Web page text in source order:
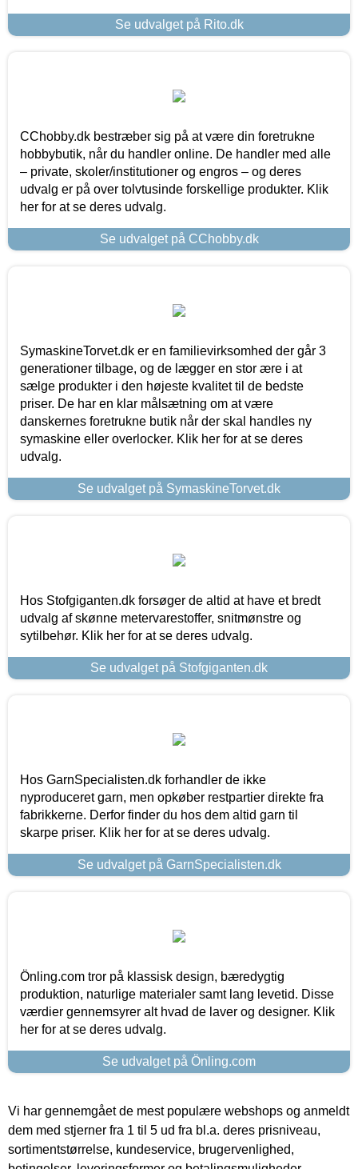
Se udvalget på Rito.dk
CChobby.dk bestræber sig på at være din foretrukne
hobbybutik, når du handler online. De handler med alle
– private, skoler/institutioner og engros – og deres
udvalg er på over tolvtusinde forskellige produkter. Klik
her for at se deres udvalg.
Se udvalget på CChobby.dk
SymaskineTorvet.dk er en familievirksomhed der går 3
generationer tilbage, og de lægger en stor ære i at
sælge produkter i den højeste kvalitet til de bedste
priser. De har en klar målsætning om at være
danskernes foretrukne butik når der skal handles ny
symaskine eller overlocker. Klik her for at se deres
udvalg.
Se udvalget på SymaskineTorvet.dk
Hos Stofgiganten.dk forsøger de altid at have et bredt
udvalg af skønne metervarestoffer, snitmønstre og
sytilbehør. Klik her for at se deres udvalg.
Se udvalget på Stofgiganten.dk
Hos GarnSpecialisten.dk forhandler de ikke
nyproduceret garn, men opkøber restpartier direkte fra
fabrikkerne. Derfor finder du hos dem altid garn til
skarpe priser. Klik her for at se deres udvalg.
Se udvalget på GarnSpecialisten.dk
Önling.com tror på klassisk design, bæredygtig
produktion, naturlige materialer samt lang levetid. Disse
værdier gennemsyrer alt hvad de laver og designer. Klik
her for at se deres udvalg.
Se udvalget på Önling.com
Vi har gennemgået de mest populære webshops og anmeldt
dem med stjerner fra 1 til 5 ud fra bl.a. deres prisniveau,
sortimentstørrelse, kundeservice, brugervenlighed,